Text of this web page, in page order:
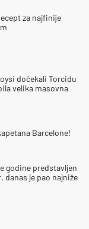
dočekali Torcidu
velika masovna
Barcelone!
godine predstavljen
danas je pao najniže
za najfinije